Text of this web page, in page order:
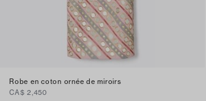
Robe en coton ornée de miroirs
CA$ 2,450